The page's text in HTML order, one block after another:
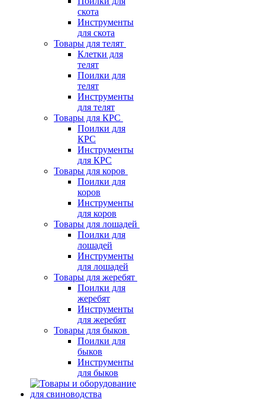
скота
Инструменты
для скота
Товары для телят
Клетки для
телят
Поилки для
телят
Инструменты
для телят
Товары для КРС
Поилки для
КРС
Инструменты
для КРС
Товары для коров
Поилки для
коров
Инструменты
для коров
Товары для лошадей
Поилки для
лошадей
Инструменты
для лошадей
Товары для жеребят
Поилки для
жеребят
Инструменты
для жеребят
Товары для быков
Поилки для
быков
Инструменты
для быков